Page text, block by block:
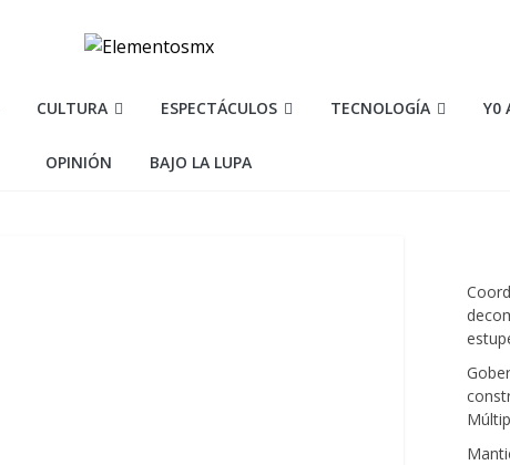
CULTURA ESPECTÁCULOS TECNOLOGÍA Y0
OPINIÓN BAJO LA LUPA